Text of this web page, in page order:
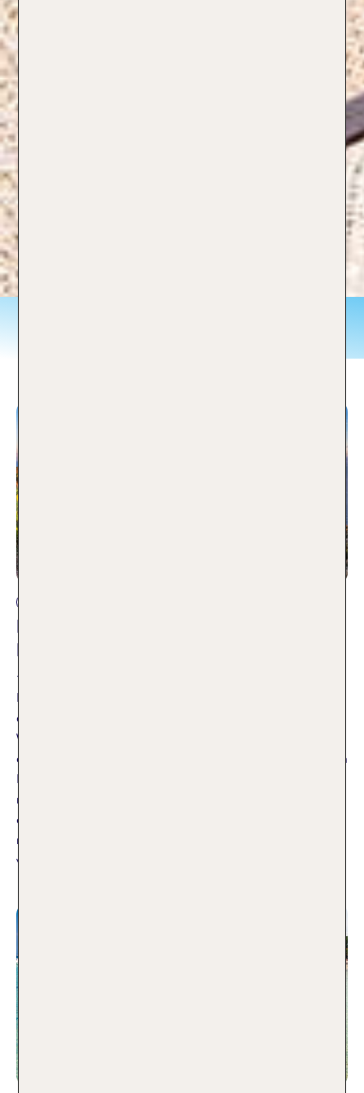
15.07.2026
Ich habe schon viele beeindruckende Reiseziele entdeckt,
doch die Liparischen Inseln haben mich auf ganz besondere
Weise begeistert. Bereits vom Deck der Fähre aus habe ich
die dunklen Vulkaninseln am Horizont gesehen, die mit jedem
Kilometer eindrucksvoller wurden. Das glitzernde Meer, die
malerischen Küstenorte, versteckte Buchten und die
entspannte italienische Lebensart sorgten dafür, dass ich
mich vom ersten Moment an in diesen einzigartigen Archipel
verliebte.